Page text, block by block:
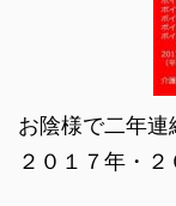
お陰様で二年
２０１７年・